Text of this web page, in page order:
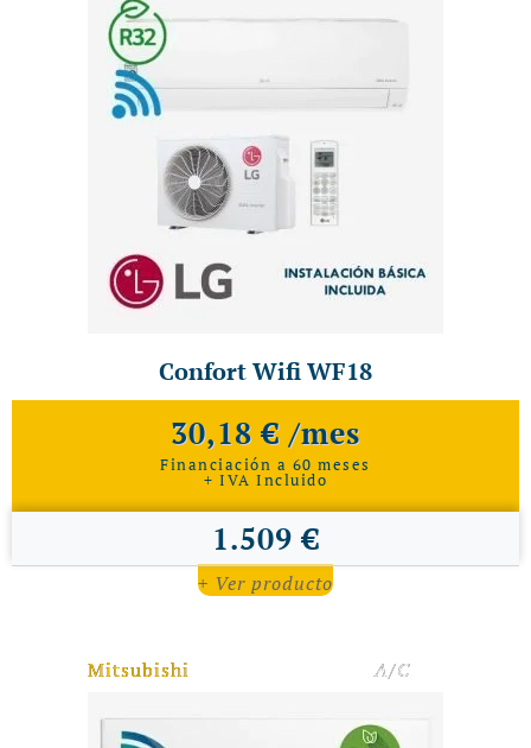
Confort Wifi WF18
30,18 € /mes
Financiación a 60 meses
+ IVA Incluido
1.509 €
+ Ver producto
Mitsubishi A/C